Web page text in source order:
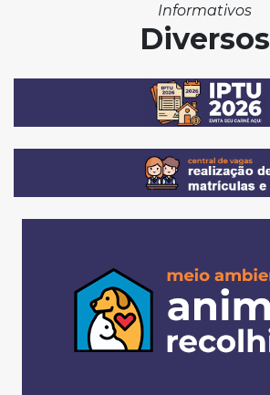
Informativos
Diversos